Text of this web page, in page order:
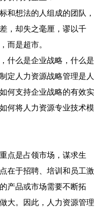
和想法的人组成的团队，
，却失之毫厘，谬以千
而是超市。
什么是企业战略，什么是
定人力资源战略管理是人
何支持企业战略的有效实
何将人力资源专业技术模
点是占领市场，谋求生
在于招聘、培训和员工激
产品或市场需要不断拓
大。因此，人力资源管理